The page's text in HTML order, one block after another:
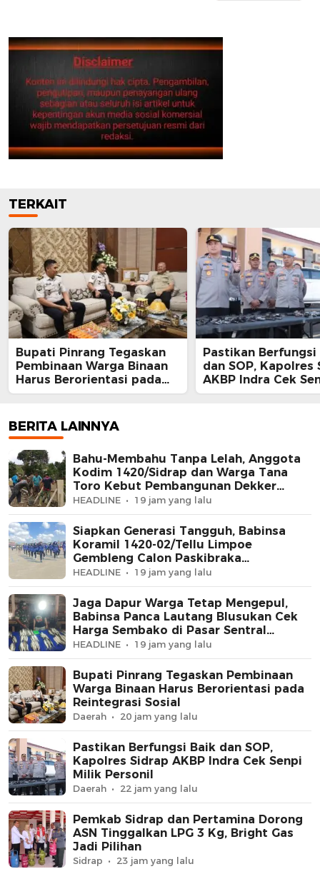
TERKAIT
Bupati Pinrang Tegaskan
Pembinaan Warga Binaan
Harus Berorientasi pada
Reintegrasi Sosial
Pastikan Berfungsi
dan SOP, Kapolres
AKBP Indra Cek
Personil
BERITA LAINNYA
Bahu-Membahu Tanpa Lelah, Anggota
Kodim 1420/Sidrap dan Warga Tana
Toro Kebut Pembangunan Dekker
Jembatan Beton
HEADLINE 19 jam yang lalu
Siapkan Generasi Tangguh, Babinsa
Koramil 1420-02/Tellu Limpoe
Gembleng Calon Paskibraka
Kecamatan
HEADLINE 19 jam yang lalu
Jaga Dapur Warga Tetap Mengepul,
Babinsa Panca Lautang Blusukan Cek
Harga Sembako di Pasar Sentral
Bilokka
HEADLINE 19 jam yang lalu
Bupati Pinrang Tegaskan Pembinaan
Warga Binaan Harus Berorientasi pada
Reintegrasi Sosial
Daerah 20 jam yang lalu
Pastikan Berfungsi Baik dan SOP,
Kapolres Sidrap AKBP Indra Cek Senpi
Milik Personil
Daerah 22 jam yang lalu
Pemkab Sidrap dan Pertamina Dorong
ASN Tinggalkan LPG 3 Kg, Bright Gas
Jadi Pilihan
Sidrap 23 jam yang lalu